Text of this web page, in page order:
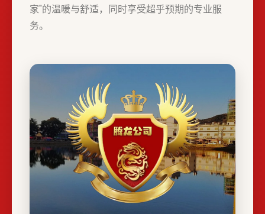
家"的温暖与舒适，同时享受超乎预期的专业服
务。